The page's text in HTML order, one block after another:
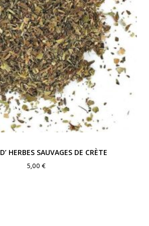
HERBES SAUVAGES DE CRÈTE
5,00€